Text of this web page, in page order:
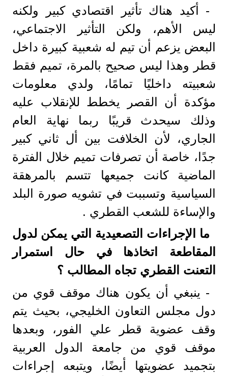
- أكيد هناك تأثير اقتصادي كبير ولكنه
ليس الأهم، ولكن التأثير الاجتماعي،
البعض يزعم أن تيم له شعبية كبيرة داخل
قطر وهذا ليس صحيح بالمرة، تميم فقط
شعبيته داخليًا تمامًا، ولدي معلومات
مؤكدة أن القصر يخطط للإنقلاب عليه
وذلك سيحدث قريبًا ربما نهاية العام
الجاري، لأن الخلافت بين أل ثاني كبير
جدًا، خاصة أن تصرفات تميم خلال الفترة
الماضية كانت جميعها تتسم بالمرهقة
السياسية وتسببت في تشويه صورة البلد
والإساءة للشعب القطري .
ما الإجراءات التصعيدية التي يمكن لدول
المقاطعة اتخاذها في حال استمرار
التعنت القطري تجاه المطالب ؟
- ينبغي أن يكون هناك موقف قوي من
دول مجلس التعاون الخليجي، بحيث يتم
وقف عضوية قطر علي الفور، وبعدها
موقف قوي من جامعة الدول العربية
بتجميد عضويتها أيضًا، ويتبعه إجراءات